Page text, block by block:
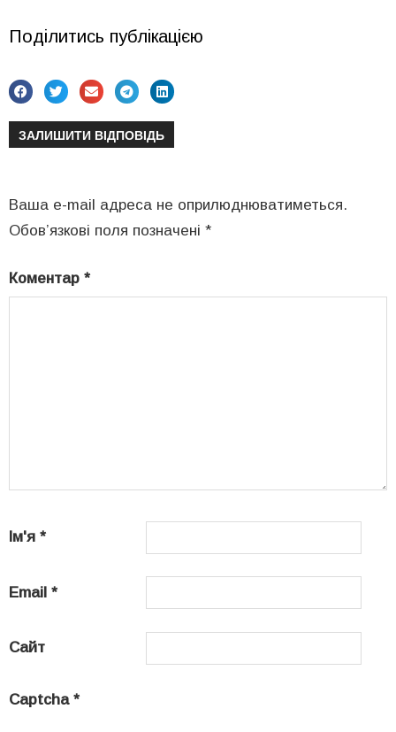
Поділитись публікацією
ЗАЛИШИТИ ВІДПОВІДЬ
Ваша e-mail адреса не оприлюднюватиметься.
Обов’язкові поля позначені *
Коментар *
Ім'я *
Email *
Сайт
Captcha *